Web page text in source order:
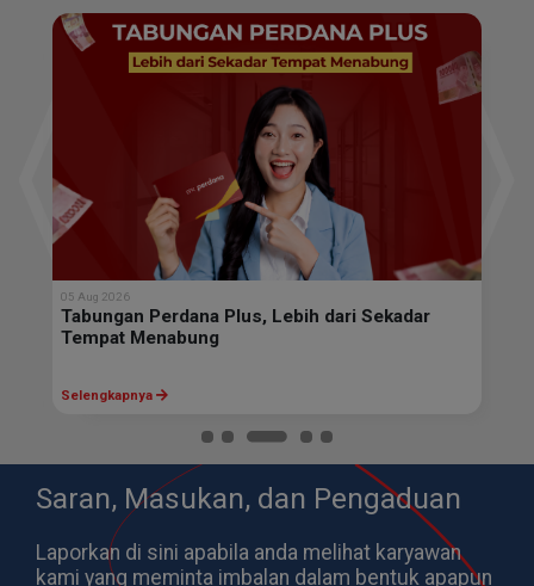
05 Aug 2026
Tabungan Perdana Plus, Lebih dari Sekadar
Tempat Menabung
Selengkapnya
Saran, Masukan, dan Pengaduan
Laporkan di sini apabila anda melihat karyawan
kami yang meminta imbalan dalam bentuk apapun